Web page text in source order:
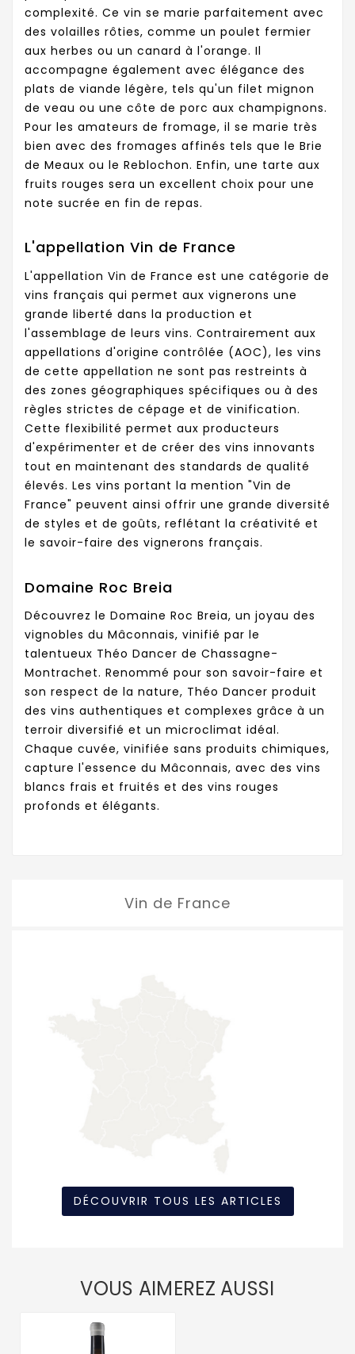
complexité. Ce vin se marie parfaitement avec
des volailles rôties, comme un poulet fermier
aux herbes ou un canard à l'orange. Il
accompagne également avec élégance des
plats de viande légère, tels qu'un filet mignon
de veau ou une côte de porc aux champignons.
Pour les amateurs de fromage, il se marie très
bien avec des fromages affinés tels que le Brie
de Meaux ou le Reblochon. Enfin, une tarte aux
fruits rouges sera un excellent choix pour une
note sucrée en fin de repas.
L'appellation Vin de France
L'appellation Vin de France est une catégorie de
vins français qui permet aux vignerons une
grande liberté dans la production et
l'assemblage de leurs vins. Contrairement aux
appellations d'origine contrôlée (AOC), les vins
de cette appellation ne sont pas restreints à
des zones géographiques spécifiques ou à des
règles strictes de cépage et de vinification.
Cette flexibilité permet aux producteurs
d'expérimenter et de créer des vins innovants
tout en maintenant des standards de qualité
élevés. Les vins portant la mention "Vin de
France" peuvent ainsi offrir une grande diversité
de styles et de goûts, reflétant la créativité et
le savoir-faire des vignerons français.
Domaine Roc Breia
Découvrez le Domaine Roc Breia, un joyau des
vignobles du Mâconnais, vinifié par le
talentueux Théo Dancer de Chassagne-
Montrachet. Renommé pour son savoir-faire et
son respect de la nature, Théo Dancer produit
des vins authentiques et complexes grâce à un
terroir diversifié et un microclimat idéal.
Chaque cuvée, vinifiée sans produits chimiques,
capture l'essence du Mâconnais, avec des vins
blancs frais et fruités et des vins rouges
profonds et élégants.
Vin de France
DÉCOUVRIR TOUS LES ARTICLES
VOUS AIMEREZ AUSSI